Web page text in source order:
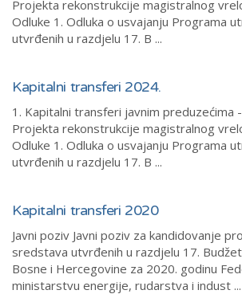
Projekta rekonstrukcije magistralnog
Odluke 1. Odluka o usvajanju Programa
utvrđenih u razdjelu 17. B ...
Kapitalni transferi 2024.
1. Kapitalni transferi javnim preduzećima
Projekta rekonstrukcije magistralnog
Odluke 1. Odluka o usvajanju Programa
utvrđenih u razdjelu 17. B ...
Kapitalni transferi 2020
Javni poziv Javni poziv za kandidovanje
sredstava utvrđenih u razdjelu 17.
Bosne i Hercegovine za 2020. godinu
ministarstvu energije, rudarstva i indust ...